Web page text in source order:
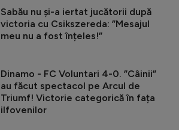
Sabău nu și-a iertat jucătorii după
victoria cu Csikszereda: ”Mesajul
meu nu a fost înțeles!”
Dinamo - FC Voluntari 4-0. ”Câinii”
au făcut spectacol pe Arcul de
Triumf! Victorie categorică în fața
ilfovenilor